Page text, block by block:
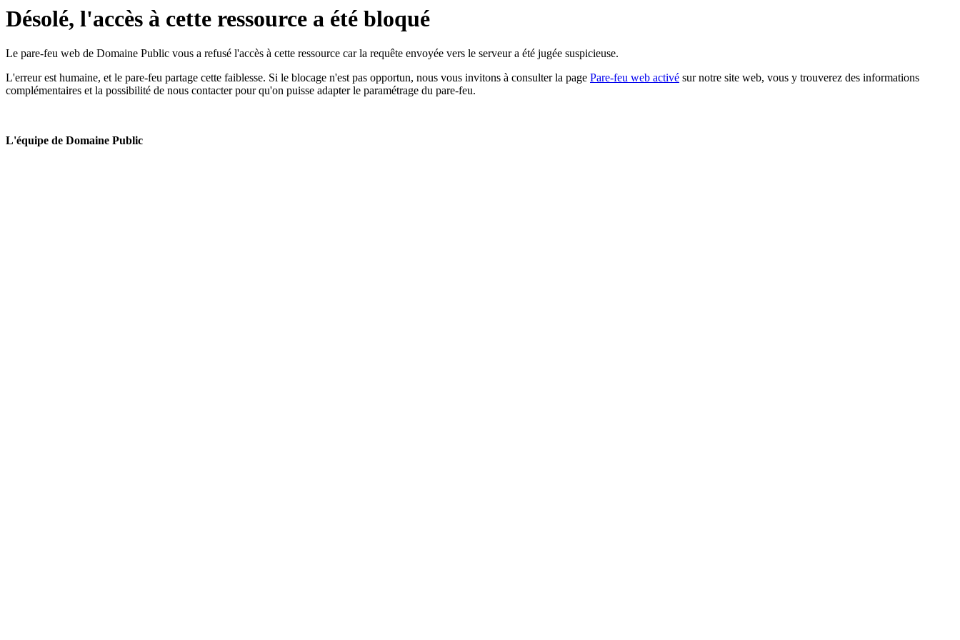
Désolé, l'accès à cette ressource a été bloqué
Le pare-feu web de Domaine Public vous a refusé l'accès à cette ressource car la requête envoyée vers le serveur a été jugée suspicieuse.
L'erreur est humaine, et le pare-feu partage cette faiblesse. Si le blocage n'est pas opportun, nous vous invitons à consulter la page Pare-feu web activé sur notre site web, vous y trouverez des informations
complémentaires et la possibilité de nous contacter pour qu'on puisse adapter le paramétrage du pare-feu.
L'équipe de Domaine Public